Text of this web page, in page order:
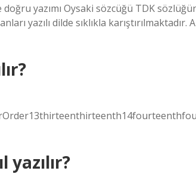
yazımı Oysaki sözcüğü TDK
yazılı dilde sıklıkla
yazılır?